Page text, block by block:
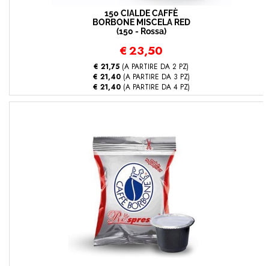
150 CIALDE CAFFÈ
BORBONE MISCELA RED
(150 - Rossa)
€23,50
€ 21,75 (A PARTIRE DA 2 PZ)
€ 21,40(A PARTIRE DA 3 PZ)
€ 21,40(A PARTIRE DA 4 PZ)